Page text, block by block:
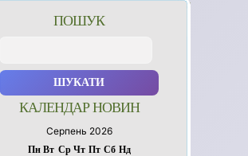
ПОШУК
КАЛЕНДАР НОВИН
Серпень 2026
Пн Вт Ср Чт Пт Сб Нд